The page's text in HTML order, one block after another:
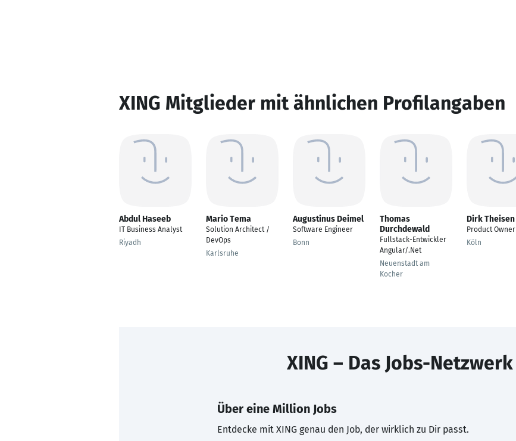
XING Mitglieder mit ähnlichen Profilangaben
Abdul Haseeb
IT Business Analyst
Riyadh
Mario Tema
Solution Architect /
DevOps
Karlsruhe
Augustinus Deimel
Software Engineer
Bonn
Thomas
Durchdewald
Fullstack-Entwickler
Angular/.Net
Neuenstadt am
Kocher
Dirk Theisen
Product Owner
Köln
XING – Das Jobs-Netzwerk
Über eine Million Jobs
Entdecke mit XING genau den Job, der wirklich zu Dir passt.